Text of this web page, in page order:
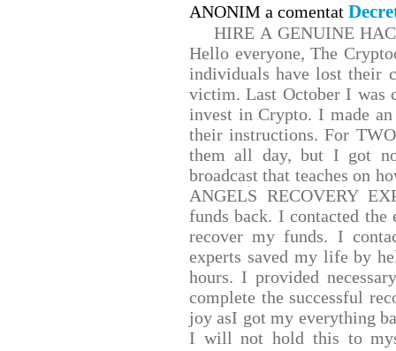
ANONIM a comentat
HIRE A GENUINE
Hello everyone, The
individuals have lost their
victim. Last October I was
invest in Crypto. I made
their instructions. For
them all day, but I got
broadcast that teaches on
ANGELS RECOVERY
funds back. I contacted
recover my funds. I
experts saved my life by
hours. I provided
complete the successful
joy asI got my everything
I will not hold this to